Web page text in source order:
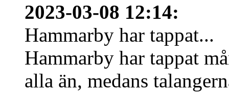
2023-03-08 12:14:
Hammarby har tappat...
Hammarby har tappat
alla än, medans